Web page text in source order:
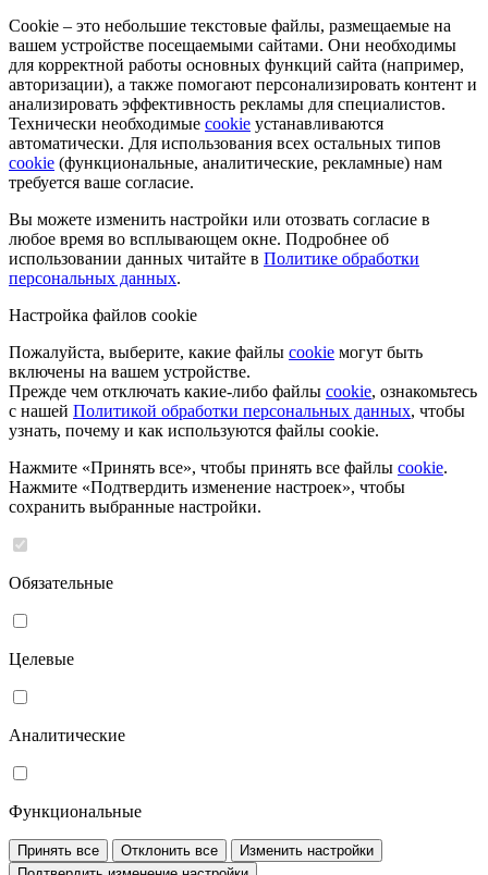
Cookie – это небольшие текстовые файлы, размещаемые на
вашем устройстве посещаемыми сайтами. Они необходимы
для корректной работы основных функций сайта (например,
авторизации), а также помогают персонализировать контент и
анализировать эффективность рекламы для специалистов.
Технически необходимые cookie устанавливаются
автоматически. Для использования всех остальных типов
cookie (функциональные, аналитические, рекламные) нам
требуется ваше согласие.
Вы можете изменить настройки или отозвать согласие в
любое время во всплывающем окне. Подробнее об
использовании данных читайте в Политике обработки
персональных данных.
Настройка файлов cookie
Пожалуйста, выберите, какие файлы cookie могут быть
включены на вашем устройстве.
Прежде чем отключать какие-либо файлы cookie, ознакомьтесь
с нашей Политикой обработки персональных данных, чтобы
узнать, почему и как используются файлы cookie.
Нажмите «Принять все», чтобы принять все файлы cookie.
Нажмите «Подтвердить изменение настроек», чтобы
сохранить выбранные настройки.
Обязательные
Целевые
Аналитические
Функциональные
Принять все Отклонить все
Изменить настройки